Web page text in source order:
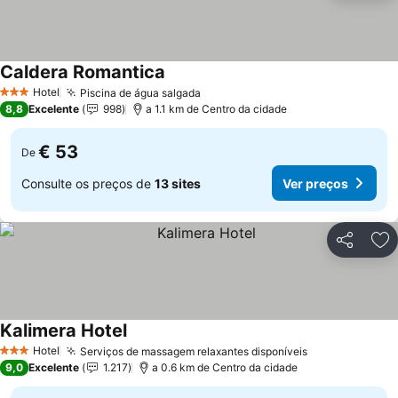
3 EstrelasHotel Piscina de água salgada
Caldera Romantica
8,8 Excelente 998 a 1.1 km de Centro da cidade
De € 53
Consulte os preços de 13 sites Ver preços
Partilhar
3 EstrelasHotel Serviços de massagem relaxantes disponíveisVer preços
Kalimera HotelVer preços
9,0 Excelente 1.217 a 0.6 km de Centro da cidade